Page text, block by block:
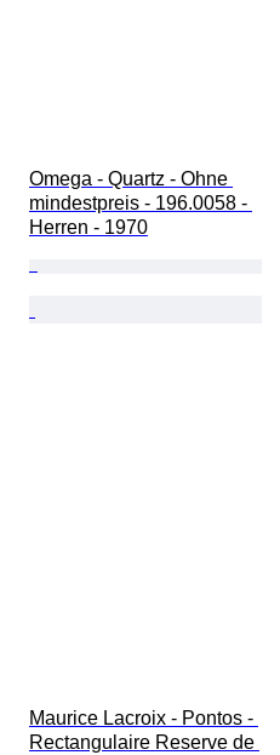
Omega - Quartz - Ohne
mindestpreis - 196.0058 -
Herren - 1970
Maurice Lacroix - Pontos -
Rectangulaire Reserve de